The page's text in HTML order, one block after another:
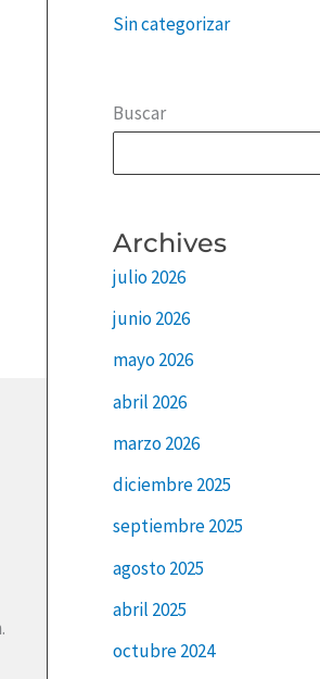
Sin categorizar
Buscar
Archives
julio 2026
junio 2026
mayo 2026
abril 2026
marzo 2026
diciembre 2025
septiembre 2025
agosto 2025
abril 2025
octubre 2024